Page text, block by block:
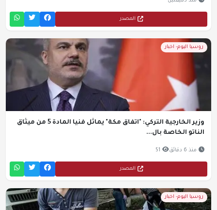
المصدر
روسيا اليوم- اخبار
وزير الخارجية التركي: "اتفاق مكة" يماثل فنيا المادة 5 من ميثاق
الناتو الخاصة بال...
منذ 6 دقائق 51
المصدر
روسيا اليوم- اخبار